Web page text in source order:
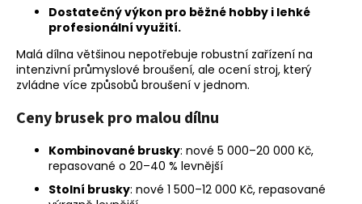
Dostatečný výkon pro běžné hobby i lehké
profesionální využití.
Malá dílna většinou nepotřebuje robustní zařízení na
intenzivní průmyslové broušení, ale ocení stroj, který
zvládne více způsobů broušení v jednom.
Ceny brusek pro malou dílnu
Kombinované brusky: nové 5 000–20 000 Kč,
repasované o 20–40 % levnější
Stolní brusky: nové 1 500–12 000 Kč, repasované